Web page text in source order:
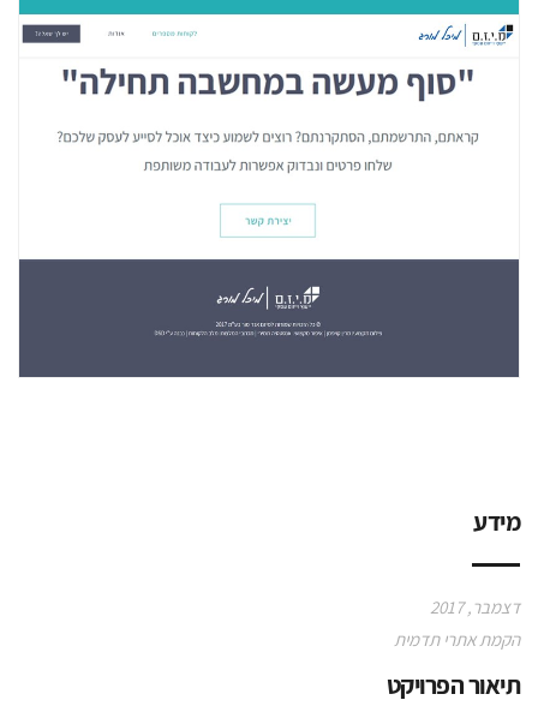
מידע
דצמבר, 2017
הקמת אתרי תדמית
תיאור הפרויקט